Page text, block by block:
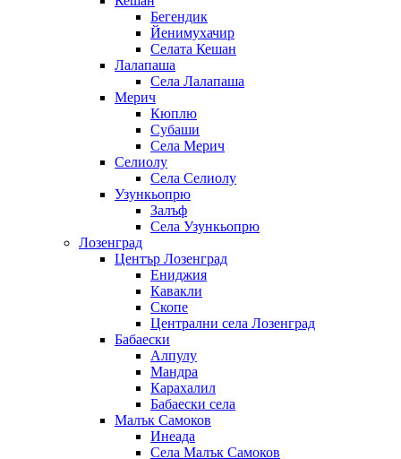
Бегендик
Йенимухачир
Селата Кешан
Лалапаша
Села Лалапаша
Мерич
Кюплю
Субаши
Села Мерич
Селиолу
Села Селиолу
Узункьопрю
Залъф
Села Узункьопрю
Лозенград
Център Лозенград
Ениджия
Кавакли
Скопе
Централни села Лозенград
Бабаески
Алпулу
Мандра
Карахалил
Бабаески села
Малък Самоков
Инеада
Села Малък Самоков